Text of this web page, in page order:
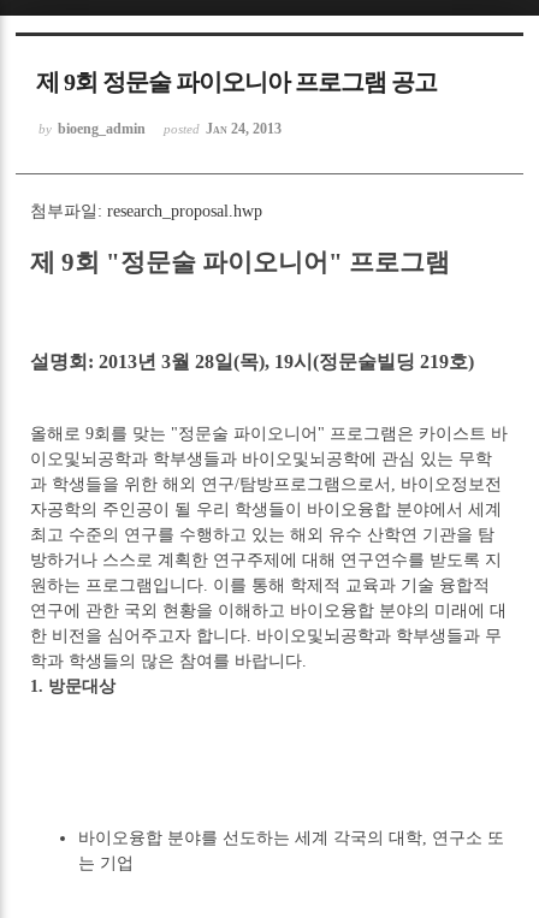
제 9회 정문술 파이오니아 프로그램 공고
by bioeng_admin posted Jan 24, 2013
첨부파일:research_proposal.hwp
제 9회 "정문술 파이오니어" 프로그램
설명회: 2013년 3월 28일(목), 19시(정문술빌딩 219호)
올해로 9회를 맞는 "정문술 파이오니어" 프로그램은 카이스트 바
이오및뇌공학과 학부생들과 바이오및뇌공학에 관심 있는 무학
과 학생들을 위한 해외 연구/탐방프로그램으로서, 바이오정보전
자공학의 주인공이 될 우리 학생들이 바이오융합 분야에서 세계
최고 수준의 연구를 수행하고 있는 해외 유수 산학연 기관을 탐
방하거나 스스로 계획한 연구주제에 대해 연구연수를 받도록 지
원하는 프로그램입니다. 이를 통해 학제적 교육과 기술 융합적
연구에 관한 국외 현황을 이해하고 바이오융합 분야의 미래에 대
한 비전을 심어주고자 합니다. 바이오및뇌공학과 학부생들과 무
학과 학생들의 많은 참여를 바랍니다.
1. 방문대상
바이오융합 분야를 선도하는 세계 각국의 대학, 연구소 또
는 기업
Sketchbook5, 스케치북5
Sketchbook5, 스케치북5